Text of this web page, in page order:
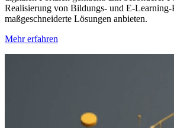
Realisierung von Bildungs- und E-
maßgeschneiderte Lösungen anbieten.
Mehr erfahren